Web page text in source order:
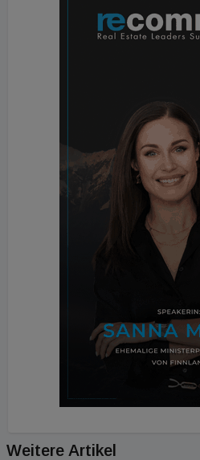
Weitere Artikel